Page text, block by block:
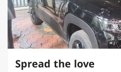
Spread the love